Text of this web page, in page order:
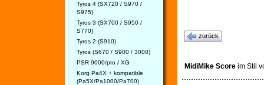
Tyros 4 (SX720 / S970 /
S975)
Tyros 3 (SX700 / S950 /
S770)
Tyros 2 (S910)
Tyros (S670 / S900 / 3000)
PSR 9000/pro / XG
Korg Pa4X + kompatible
(Pa5X/Pa1000/Pa700)
zurück
MidiMike Score im Stil